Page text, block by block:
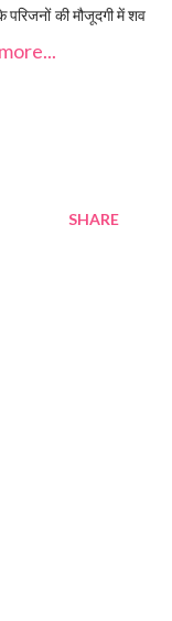
परिजनों की मौजूदगी में शव
SHARE